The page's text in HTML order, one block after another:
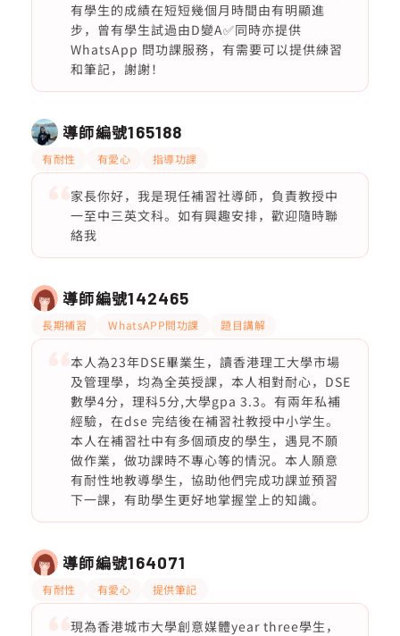
有學生的成績在短短幾個月時間由有明顯進
步，曾有學生試過由D變A✅同時亦提供
WhatsApp 問功課服務，有需要可以提供練習
和筆記，謝謝！
導師編號165188
有耐性 有愛心 指導功課
家長你好，我是現任補習社導師，負責教授中
一至中三英文科。如有興趣安排，歡迎隨時聯
絡我
導師編號142465
長期補習 WhatsAPP問功課 題目講解
本人為23年DSE畢業生，讀香港理工大學市場
及管理學，均為全英授課，本人相對耐心，DSE
數學4分，理科5分,大學gpa 3.3。有兩年私補
經驗，在dse 完结後在補習社教授中小学生。
本人在補習社中有多個頑皮的學生，遇見不願
做作業，做功課時不專心等的情況。本人願意
有耐性地教導學生，協助他們完成功課並預習
下一課，有助學生更好地掌握堂上的知識。
導師編號164071
有耐性 有愛心 提供筆記
現為香港城市大學創意媒體year three學生，